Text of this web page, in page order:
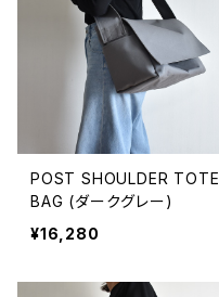
POST SHOULDER TOTE
BAG (ダークグレー)
¥16,280